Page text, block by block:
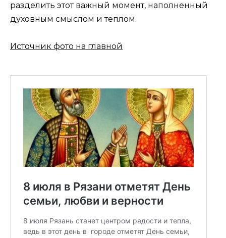
разделить этот важный момент, наполненный
духовным смыслом и теплом.
Источник фото на главной